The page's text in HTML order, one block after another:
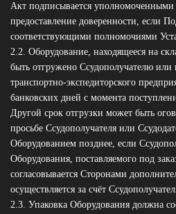
Акт подписывается уполномоченными
предоставление доверенности, если
соответствующими полномочиями
2.2. Оборудование, находящееся на
быть отгружено Ссудополучателю или
транспортно-экспедиторского
банковских дней с момента
Другой срок отгрузки может быть
просьбе Ссудополучателя или
Оборудованием позднее, если
Оборудования, поставляемого под
согласовывается Сторонами
осуществляется за счёт
2.3. Упаковка Оборудования должна